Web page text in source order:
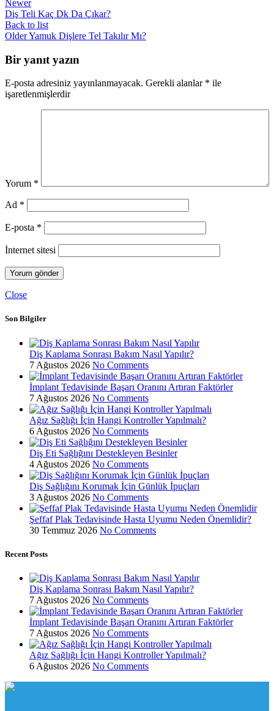
Newer
Diş Teli Kaç Dk Da Çıkar?
Back to list
OlderYamuk Dişlere Tel Takılır Mı?
Bir yanıt yazın
E-posta adresiniz yayınlanmayacak. Gerekli alanlar * ile
işaretlenmişlerdir
Yorum *
Ad *
E-posta *
İnternet sitesi
Close
Son Bilgiler
Diş Kaplama Sonrası Bakım Nasıl Yapılır?
7 Ağustos 2026 No Comments
İmplant Tedavisinde Başarı Oranını Artıran Faktörler
7 Ağustos 2026 No Comments
Ağız Sağlığı İçin Hangi Kontroller Yapılmalı?
6 Ağustos 2026 No Comments
Diş Eti Sağlığını Destekleyen Besinler
4 Ağustos 2026 No Comments
Diş Sağlığını Korumak İçin Günlük İpuçları
3 Ağustos 2026 No Comments
Şeffaf Plak Tedavisinde Hasta Uyumu Neden Önemlidir?
30 Temmuz 2026 No Comments
Recent Posts
Diş Kaplama Sonrası Bakım Nasıl Yapılır?
7 Ağustos 2026 No Comments
İmplant Tedavisinde Başarı Oranını Artıran Faktörler
7 Ağustos 2026 No Comments
Ağız Sağlığı İçin Hangi Kontroller Yapılmalı?
6 Ağustos 2026 No Comments